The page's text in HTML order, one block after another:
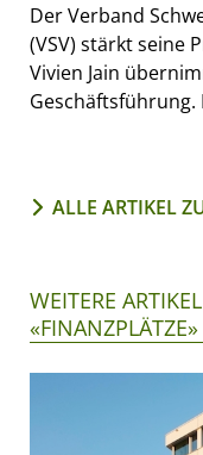
Der Verband
(VSV) stärkt seine
Vivien Jain
Geschäftsführung.
ALLE ARTIKEL
WEITERE
«FINANZPLÄTZE»